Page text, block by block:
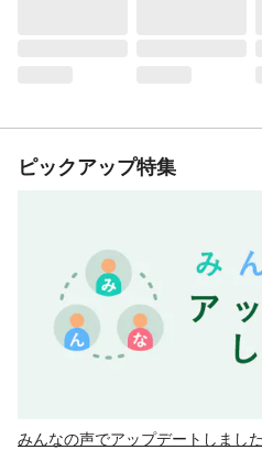
ピックアップ特集
みんなの声でアップデートしました